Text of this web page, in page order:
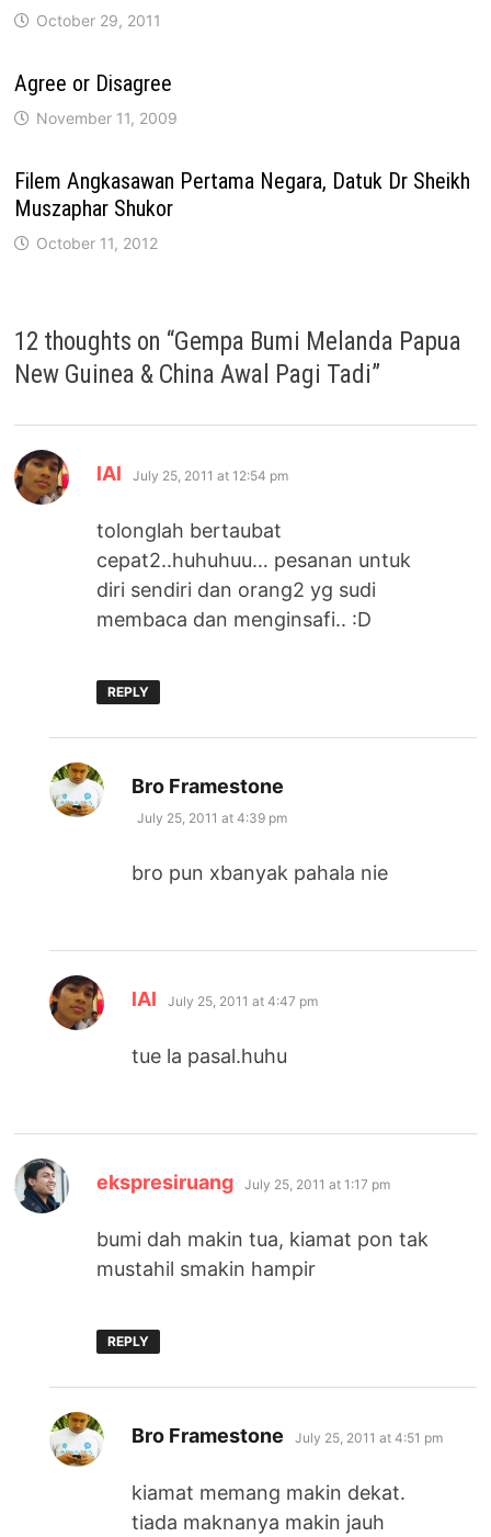
October 29, 2011
Agree or Disagree
November 11, 2009
Filem Angkasawan Pertama Negara, Datuk Dr Sheikh
Muszaphar Shukor
October 11, 2012
12 thoughts on “Gempa Bumi Melanda Papua
New Guinea & China Awal Pagi Tadi”
lAl says:
July 25, 2011 at 12:54 pm
tolonglah bertaubat
cepat2..huhuhuu… pesanan untuk
diri sendiri dan orang2 yg sudi
membaca dan menginsafi.. :D
REPLY
Bro Framestone
July 25, 2011 at 4:39 pm
bro pun xbanyak pahala nie
lAl says:
July 25, 2011 at 4:47 pm
tue la pasal.huhu
ekspresiruang says:
July 25, 2011 at 1:17 pm
bumi dah makin tua, kiamat pon tak
mustahil smakin hampir
REPLY
Bro Framestone says:
July 25, 2011 at 4:51 pm
kiamat memang makin dekat.
tiada maknanya makin jauh